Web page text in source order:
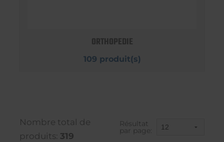
ORTHOPEDIE
109 produit(s)
Nombre total de
produits: 319
Résultat
par page: